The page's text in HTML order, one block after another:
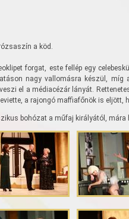
a köd.
forgat, este fellép egy
nagy vallomásra készül,
el a médiacézár lányát.
a rajongó maffiafőnök is eljött,
bohózat a műfaj királyától, mára